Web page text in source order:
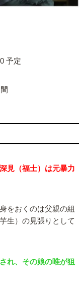
予定
見（福士）は元暴力
をおくのは父親の組
生）の見張りとして
れ、その娘の唯が狙